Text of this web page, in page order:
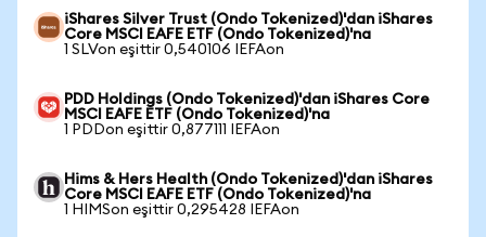
iShares Silver Trust (Ondo Tokenized)'dan iShares
Core MSCI EAFE ETF (Ondo Tokenized)'na
1 SLVon eşittir 0,540106 IEFAon
PDD Holdings (Ondo Tokenized)'dan iShares Core
MSCI EAFE ETF (Ondo Tokenized)'na
1 PDDon eşittir 0,877111 IEFAon
Hims & Hers Health (Ondo Tokenized)'dan iShares
Core MSCI EAFE ETF (Ondo Tokenized)'na
1 HIMSon eşittir 0,295428 IEFAon